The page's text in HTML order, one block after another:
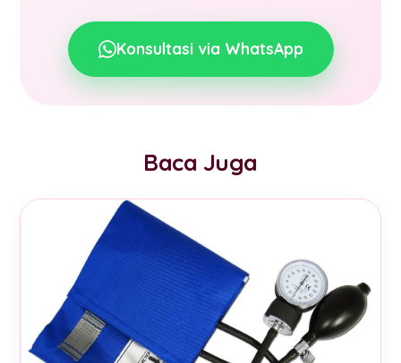
Konsultasi via WhatsApp
Baca Juga